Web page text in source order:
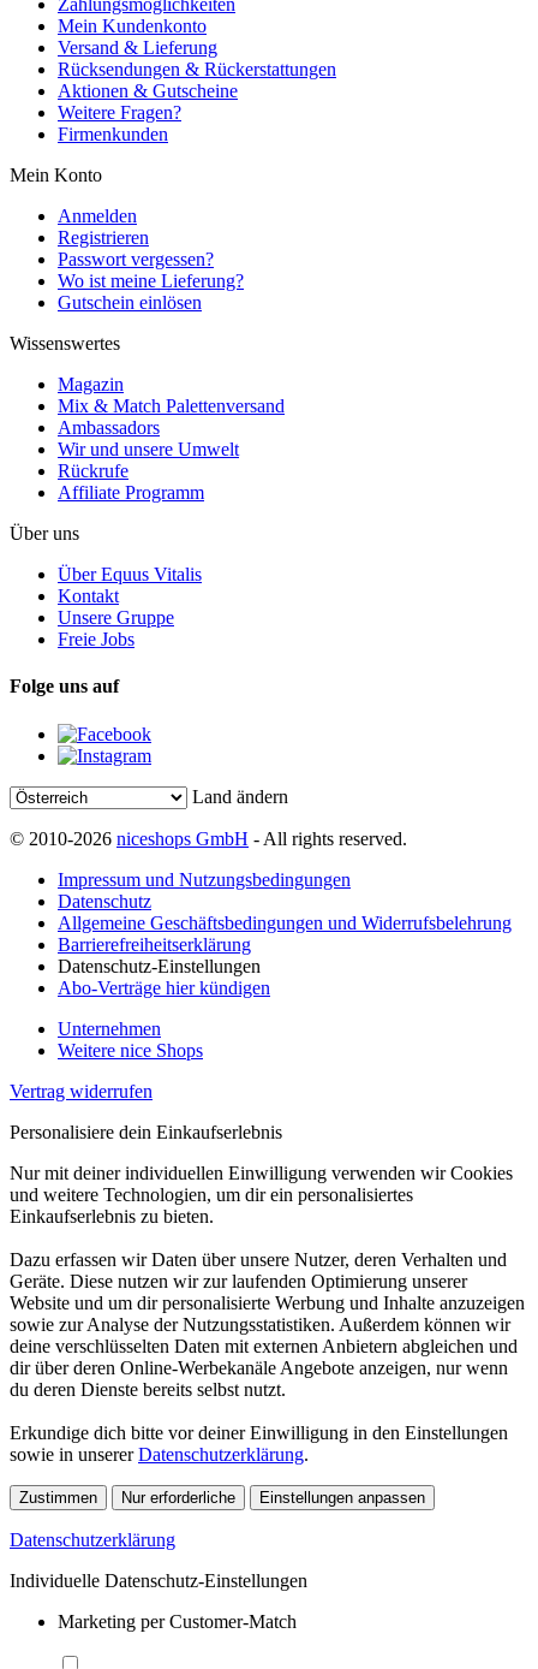
Zahlungsmöglichkeiten
Mein Kundenkonto
Versand & Lieferung
Rücksendungen & Rückerstattungen
Aktionen & Gutscheine
Weitere Fragen?
Firmenkunden
Mein Konto
Anmelden
Registrieren
Passwort vergessen?
Wo ist meine Lieferung?
Gutschein einlösen
Wissenswertes
Magazin
Mix & Match Palettenversand
Ambassadors
Wir und unsere Umwelt
Rückrufe
Affiliate Programm
Über uns
Über Equus Vitalis
Kontakt
Unsere Gruppe
Freie Jobs
Folge uns auf
Land ändern
© 2010-2026 niceshops GmbH - All rights reserved.
Impressum und Nutzungsbedingungen
Datenschutz
Allgemeine Geschäftsbedingungen und Widerrufsbelehrung
Barrierefreiheitserklärung
Datenschutz-Einstellungen
Abo-Verträge hier kündigen
Unternehmen
Weitere nice Shops
Vertrag widerrufen
Personalisiere dein Einkaufserlebnis
Nur mit deiner individuellen Einwilligung verwenden wir Cookies
und weitere Technologien, um dir ein personalisiertes
Einkaufserlebnis zu bieten.
Dazu erfassen wir Daten über unsere Nutzer, deren Verhalten und
Geräte. Diese nutzen wir zur laufenden Optimierung unserer
Website und um dir personalisierte Werbung und Inhalte anzuzeigen
sowie zur Analyse der Nutzungsstatistiken. Außerdem können wir
deine verschlüsselten Daten mit externen Anbietern abgleichen und
dir über deren Online-Werbekanäle Angebote anzeigen, nur wenn
du deren Dienste bereits selbst nutzt.
Erkundige dich bitte vor deiner Einwilligung in den Einstellungen
sowie in unsererDatenschutzerklärung.
Zustimmen Nur erforderliche Einstellungen anpassen
Datenschutzerklärung
Individuelle Datenschutz-Einstellungen
Marketing per Customer-Match